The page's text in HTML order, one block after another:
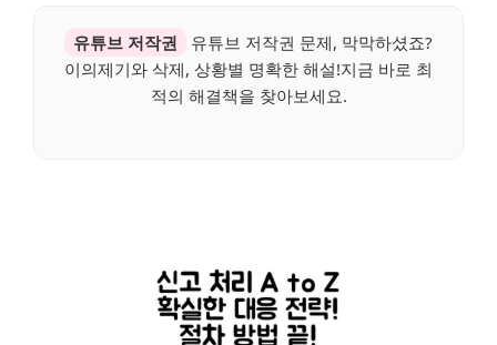
유튜브 저작권
유튜브 저작권 문제, 막막하셨죠?
이의제기와 삭제, 상황별 명확한 해설!지금 바로 최
적의 해결책을 찾아보세요.